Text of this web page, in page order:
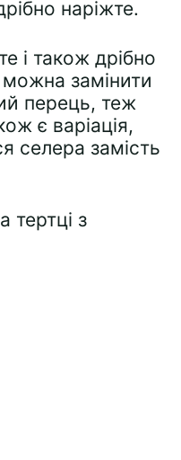
наріжте.
і також дрібно
замінити
перець, теж
є варіація,
селера замість
тертці з